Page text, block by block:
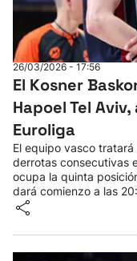
26/03/2026 - 17:56
El Kosner
Hapoel Tel
Euroliga
El equipo vasco
derrotas consecutivas
ocupa la quinta
dará comienzo a las